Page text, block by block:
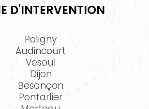
D'INTERVENTION
Poligny
Audincourt
Vesoul
Dijon
Besançon
Pontarlier